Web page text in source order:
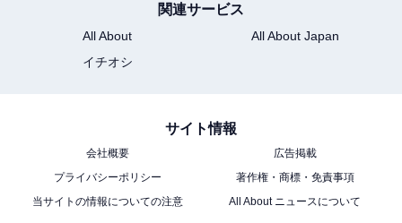
関連サービス
All About
All About Japan
イチオシ
サイト情報
会社概要
広告掲載
プライバシーポリシー
著作権・商標・免責事項
当サイトの情報についての注意
All About ニュースについて